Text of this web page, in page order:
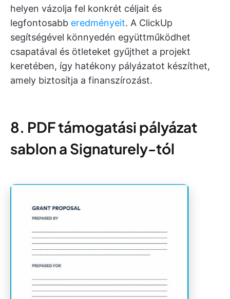
helyen vázolja fel konkrét céljait és
legfontosabb eredményeit. A ClickUp
segítségével könnyedén együttműködhet
csapatával és ötleteket gyűjthet a projekt
keretében, így hatékony pályázatot készíthet,
amely biztosítja a finanszírozást.
8. PDF támogatási pályázat
sablon a Signaturely-tól